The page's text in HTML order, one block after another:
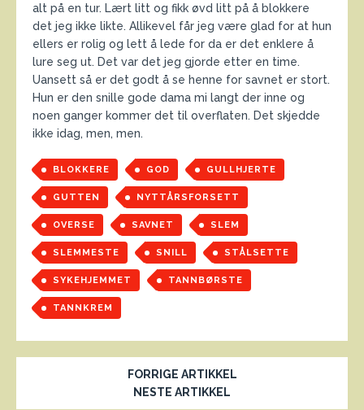
alt på en tur. Lært litt og fikk øvd litt på å blokkere
det jeg ikke likte. Allikevel får jeg være glad for at hun
ellers er rolig og lett å lede for da er det enklere å
lure seg ut. Det var det jeg gjorde etter en time.
Uansett så er det godt å se henne for savnet er stort.
Hun er den snille gode dama mi langt der inne og
noen ganger kommer det til overflaten. Det skjedde
ikke idag, men, men.
BLOKKERE GOD GULLHJERTE
GUTTEN NYTTÅRSFORSETT
OVERSE SAVNET SLEM
SLEMMESTE SNILL STÅLSETTE
SYKEHJEMMET TANNBØRSTE
TANNKREM
FORRIGE ARTIKKEL
NESTE ARTIKKEL